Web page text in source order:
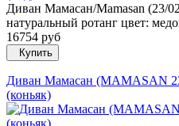
Диван Мамасан/Mamasan (23/
натуральный ротанг цвет:
16754 руб
Купить
Диван Мамасан (MAMASAN
(коньяк)